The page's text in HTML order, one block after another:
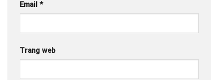
Email *
Trang web